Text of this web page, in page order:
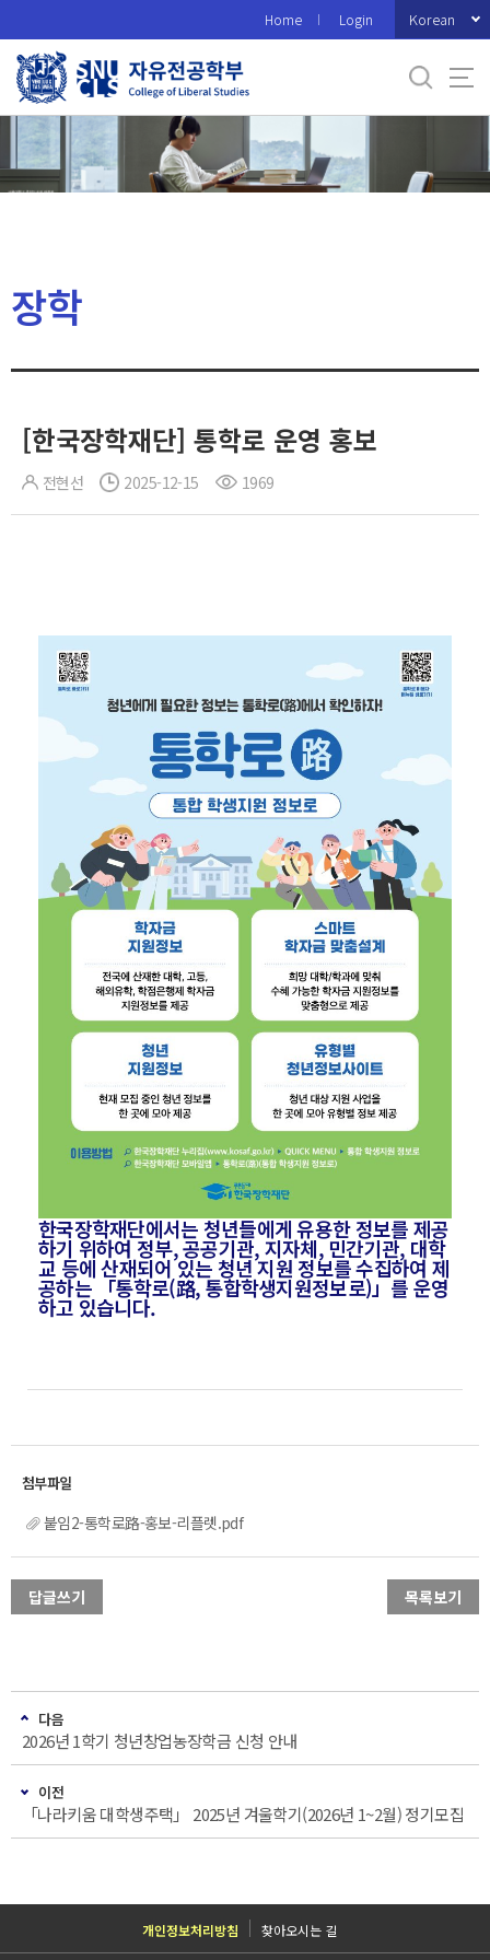
로
메
Home Login Korean
장학
[한국장학재단] 통학로 운영 홍보
전현선 2025-12-15 1969
한국장학재단에서는 청년들에게 유용한 정보를 제공
하기 위하여 정부, 공공기관, 지자체, 민간기관, 대학
교 등에 산재되어 있는 청년 지원 정보를 수집하여 제
공하는 「통학로(路, 통합학생지원정보로)」를 운영
하고 있습니다.
붙임2-통학로路-홍보-리플렛.pdf
답글쓰기 목록보기
다음
2026년 1학기 청년창업농장학금 신청 안내
이전
「나라키움 대학생주택」 2025년 겨울학기(2026년 1~2월) 정기모집
개인정보처리방침 찾아오시는 길